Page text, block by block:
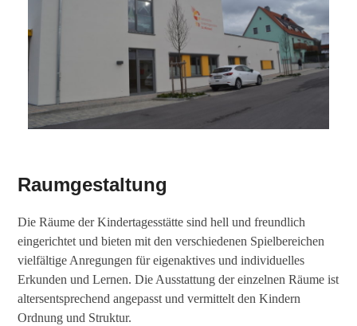
Raumgestaltung
Die Räume der Kindertagesstätte sind hell und freundlich
eingerichtet und bieten mit den verschiedenen Spielbereichen
vielfältige Anregungen für eigenaktives und individuelles
Erkunden und Lernen. Die Ausstattung der einzelnen Räume ist
altersentsprechend angepasst und vermittelt den Kindern
Ordnung und Struktur.